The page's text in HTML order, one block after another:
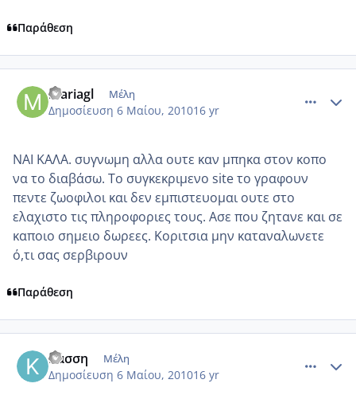
Παράθεση
mariagl Μέλη
Δημοσίευση 6 Μαίου, 201016 yr
ΝΑΙ ΚΑΛΑ. συγνωμη αλλα ουτε καν μπηκα στον κοπο
να το διαβάσω. Το συγκεκριμενο site το γραφουν
πεντε ζωοφιλοι και δεν εμπιστευομαι ουτε στο
ελαχιστο τις πληροφοριες τους. Ασε που ζητανε και σε
καποιο σημειο δωρεες. Κοριτσια μην καταναλωνετε
ό,τι σας σερβιρουν
Παράθεση
Κάσση Μέλη
Δημοσίευση 6 Μαίου, 201016 yr